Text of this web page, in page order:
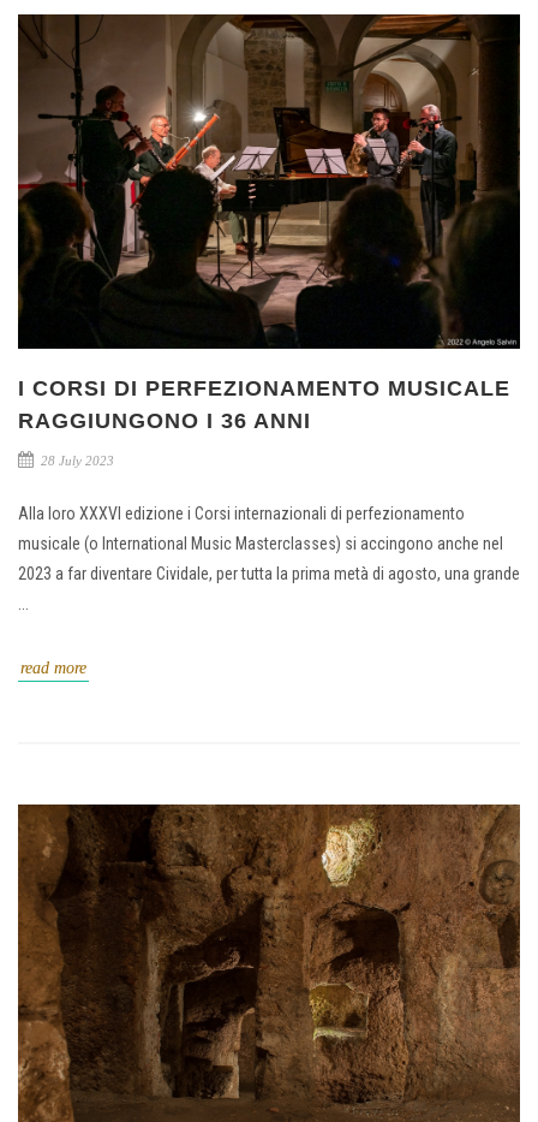
I CORSI DI PERFEZIONAMENTO MUSICALE
RAGGIUNGONO I 36 ANNI
28 July 2023
Alla loro XXXVI edizione i Corsi internazionali di perfezionamento
musicale (o International Music Masterclasses) si accingono anche nel
2023 a far diventare Cividale, per tutta la prima metà di agosto, una grande
read more